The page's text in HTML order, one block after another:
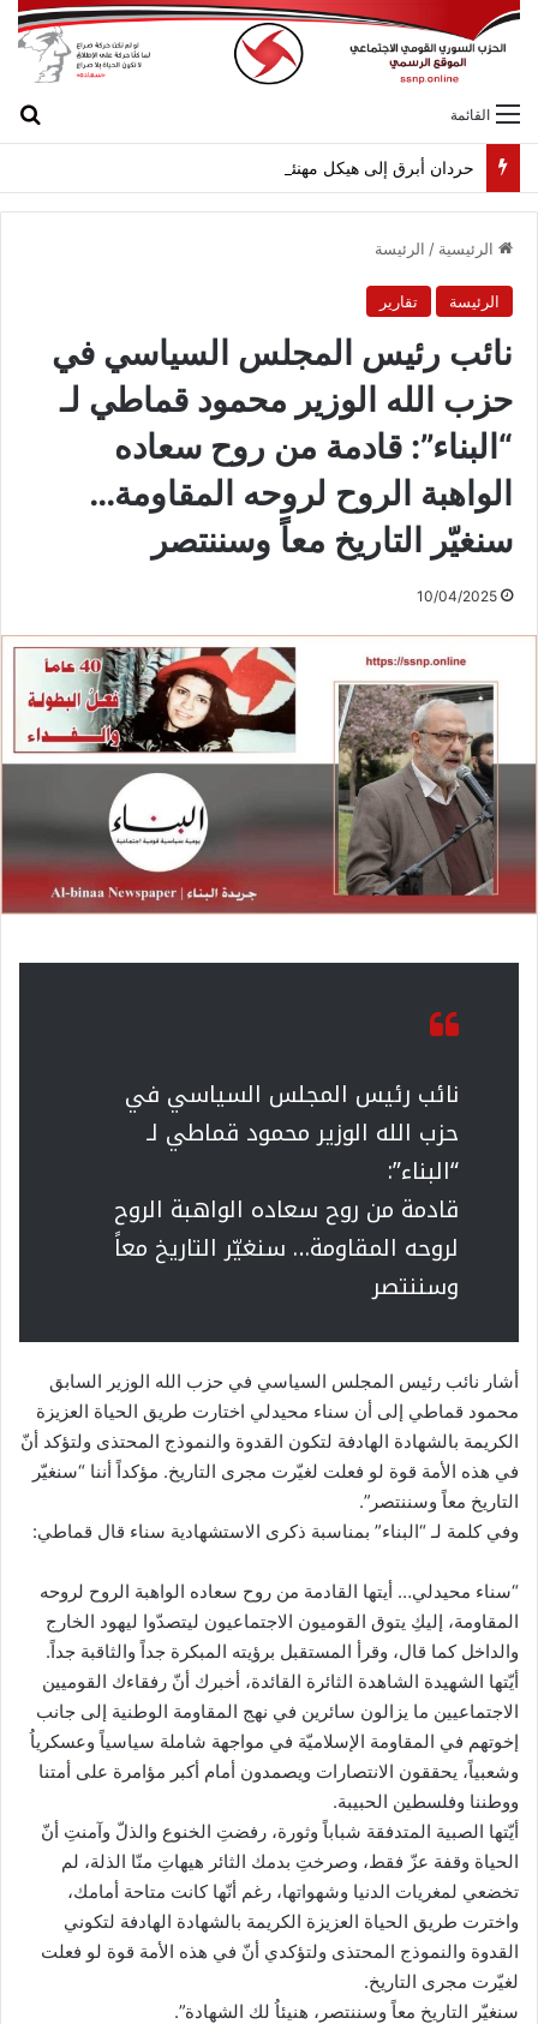
القائمة
حردان أبرق إلى هيكل مهنئاً بمناسبة عيد الجيش
الرئيسية / الرئيسة
الرئيسة تقارير
نائب رئيس المجلس السياسي في
حزب الله الوزير محمود قماطي لـ
“البناء”: قادمة من روح سعاده
الواهبة الروح لروحه المقاومة…
سنغيّر التاريخ معاً وسننتصر
10/04/2025
نائب رئيس المجلس السياسي في
حزب الله الوزير محمود قماطي لـ
“البناء”:
قادمة من روح سعاده الواهبة الروح
لروحه المقاومة… سنغيّر التاريخ معاً
وسننتصر
أشار نائب رئيس المجلس السياسي في حزب الله الوزير السابق
محمود قماطي إلى أن سناء محيدلي اختارت طريق الحياة العزيزة
الكريمة بالشهادة الهادفة لتكون القدوة والنموذج المحتذى ولتؤكد أنّ
في هذه الأمة قوة لو فعلت لغيّرت مجرى التاريخ. مؤكداً أننا “سنغيّر
التاريخ معاً وسننتصر”.
وفي كلمة لـ “البناء” بمناسبة ذكرى الاستشهادية سناء قال قماطي:
“سناء محيدلي… أيتها القادمة من روح سعاده الواهبة الروح لروحه
المقاومة، إليكِ يتوق القوميون الاجتماعيون ليتصدّوا ليهود الخارج
والداخل كما قال، وقرأ المستقبل برؤيته المبكرة جداً والثاقبة جداً.
أيّتها الشهيدة الشاهدة الثائرة القائدة، أخبرك أنّ رفقاءك القوميين
الاجتماعيين ما يزالون سائرين في نهج المقاومة الوطنية إلى جانب
إخوتهم في المقاومة الإسلاميّة في مواجهة شاملة سياسياً وعسكرياُ
وشعبياً، يحققون الانتصارات ويصمدون أمام أكبر مؤامرة على أمتنا
ووطننا وفلسطين الحبيبة.
أيّتها الصبية المتدفقة شباباً وثورة، رفضتِ الخنوع والذلّ وآمنتِ أنّ
الحياة وقفة عزّ فقط، وصرختِ بدمك الثائر هيهاتِ منّا الذلة، لم
تخضعي لمغريات الدنيا وشهواتها، رغم أنّها كانت متاحة أمامك،
واخترت طريق الحياة العزيزة الكريمة بالشهادة الهادفة لتكوني
القدوة والنموذج المحتذى ولتؤكدي أنّ في هذه الأمة قوة لو فعلت
لغيّرت مجرى التاريخ.
سنغيّر التاريخ معاً وسننتصر، هنيئاُ لك الشهادة”.